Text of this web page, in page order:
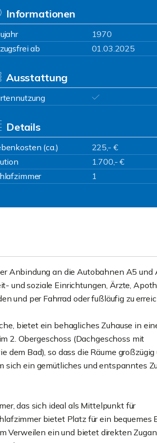
Informationen
1970
ab
01.03.2025
Ausstattung
Details
(ca.) 225,- €
1.700,- €
1
Anbindung an die Autobahnen A5 und
und soziale Einrichtungen, Ärzte,
und per Fahrrad oder fußläufig zu
bietet ein behagliches Zuhause in
2. Obergeschoss (Dachgeschoss mit
Bad), so dass die Räume großzügig
sich ein gemütliches und entspanntes
das sich ideal als Mittelpunkt für
bietet Platz für ein bequemes
Verweilen ein und bietet direkten